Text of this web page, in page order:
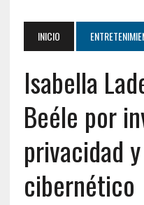
INICIO
Isabella
Beéle por
privacidad
cibernético